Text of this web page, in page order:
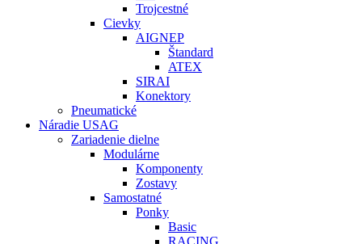
Trojcestné
Cievky
AIGNEP
Štandard
ATEX
SIRAI
Konektory
Pneumatické
Náradie USAG
Zariadenie dielne
Modulárne
Komponenty
Zostavy
Samostatné
Ponky
Basic
RACING